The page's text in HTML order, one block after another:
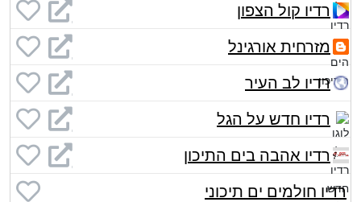
רדיו קול הצפון
מזרחית אורגינל
רדיו לב העיר
רדיו חדש על הגל
רדיו אהבה בים התיכון
רדיו חולמים ים תיכוני